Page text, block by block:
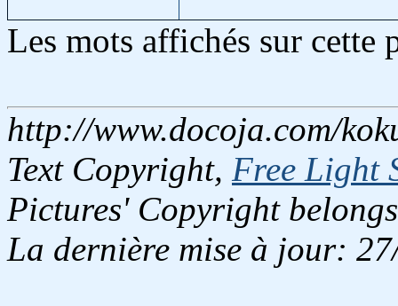
Les mots affichés sur cette
http://www.docoja.com/
Text Copyright, Free Light
Pictures' Copyright
La dernière mise à jour: